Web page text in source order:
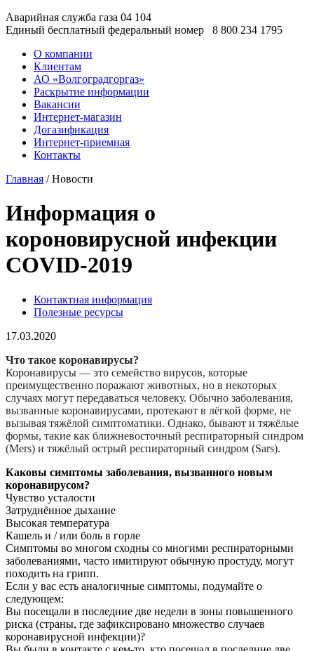
Аварийная служба газа 04 104
Единый бесплатный федеральный номер
8 800 234 1795
О компании
Клиентам
АО «Волгоградгоргаз»
Раскрытие информации
Вакансии
Интернет-магазин
Догазификация
Интернет-приемная
Контакты
Главная / Новости
Информация о
короновирусной инфекции
COVID-2019
Контактная информация
Полезные ресурсы
17.03.2020
Что такое коронавирусы?
Коронавирусы — это семейство вирусов, которые
преимущественно поражают животных, но в некоторых
случаях могут передаваться человеку. Обычно заболевания,
вызванные коронавирусами, протекают в лёгкой форме, не
вызывая тяжёлой симптоматики. Однако, бывают и тяжёлые
формы, такие как ближневосточный респираторный синдром
(Mers) и тяжёлый острый респираторный синдром (Sars).
Каковы симптомы заболевания, вызванного новым
коронавирусом?
Чувство усталости
Затруднённое дыхание
Высокая температура
Кашель и / или боль в горле
Симптомы во многом сходны со многими респираторными
заболеваниями, часто имитируют обычную простуду, могут
походить на грипп.
Если у вас есть аналогичные симптомы, подумайте о
следующем:
Вы посещали в последние две недели в зоны повышенного
риска (страны, где зафиксировано множество случаев
коронавирусной инфекции)?